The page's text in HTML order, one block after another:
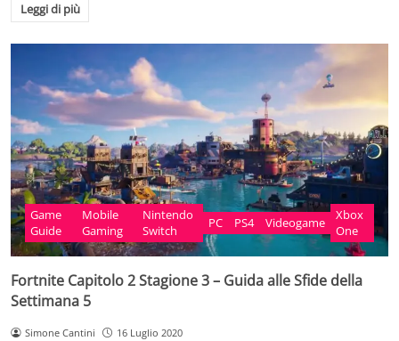
Leggi di più
Game
Guide
Mobile
Gaming
Nintendo
Switch
PC PS4 Videogame
Xbox
One
Fortnite Capitolo 2 Stagione 3 – Guida alle Sfide della
Settimana 5
Simone Cantini 16 Luglio 2020